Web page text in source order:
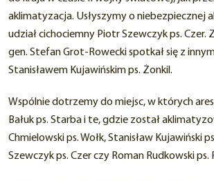
aklimatyzacja. Usłyszymy o niebezpiecznej
udział cichociemny Piotr Szewczyk ps. Czer.
gen. Stefan Grot-Rowecki spotkał się z
Stanisławem Kujawińskim ps. Żonkil.
Wspólnie dotrzemy do miejsc, w których
Bałuk ps. Starba i te, gdzie został
Chmielowski ps. Wołk, Stanisław Kujawiński
Szewczyk ps. Czer czy Roman Rudkowski ps.